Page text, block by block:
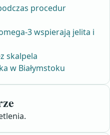
procedur
3 wspierają jelita i
skalpela
w Białymstoku